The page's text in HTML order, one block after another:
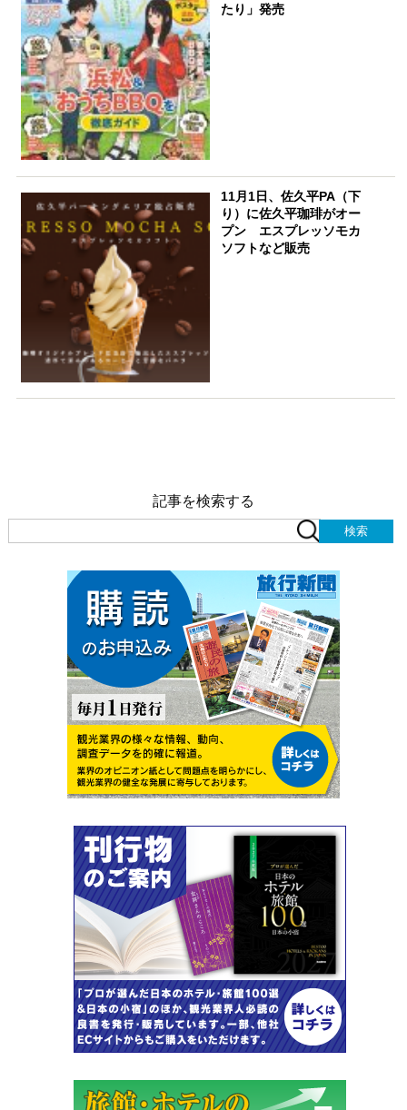
たり」発売
11月1日、佐久平PA（下
り）に佐久平珈琲がオー
プン エスプレッソモカ
ソフトなど販売
記事を検索する